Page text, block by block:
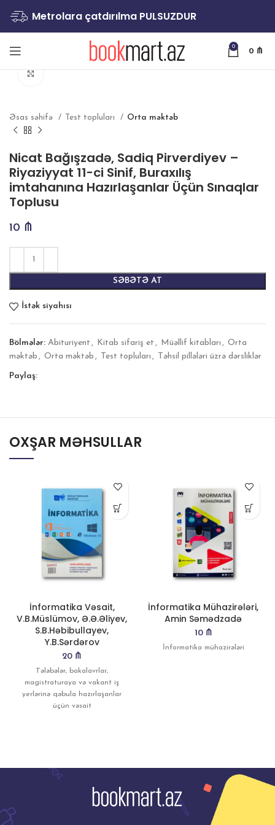
Metrolara çatdırılma PULSUZDUR
0
0 ₼
Əsas səhifə Test topluları Orta məktəb
Nicat Bağışzadə, Sadiq Pirverdiyev –
Riyaziyyat 11-ci Sinif, Buraxılış
imtahanına Hazırlaşanlar Üçün Sınaqlar
Toplusu
10 ₼
SƏBƏTƏ AT
İstək siyahısı
Bölmələr: Abituriyent , Kitab sifariş et , Müəllif kitabları , Orta
məktəb , Orta məktəb , Test topluları , Təhsil pillələri üzrə dərsliklər
Paylaş:
OXŞAR MƏHSULLAR
İnformatika Vəsait,
V.B.Müslümov, Ə.Ə.Əliyev,
S.B.Həbibullayev,
Y.B.Sərdərov
20 ₼
Tələbələr, bakalavrlar,
magistraturaya və vakant iş
yerlərinə qəbula hazırlaşanlar
üçün vəsait
İnformatika Mühazirələri,
Amin Səmədzadə
10 ₼
İnformatika mühazirələri